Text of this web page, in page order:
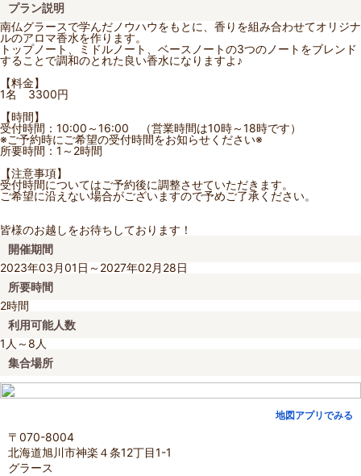
プラン説明
南仏グラースで学んだノウハウをもとに、香りを組み合わせてオリジナ
ルのアロマ香水を作ります。
トップノート、ミドルノート、ベースノートの3つのノートをブレンド
することで調和のとれた良い香水になりますよ♪
【料金】
1名 3300円
【時間】
受付時間：10:00～16:00 （営業時間は10時～18時です）
※ご予約時にご希望の受付時間をお知らせください※
所要時間：1～2時間
【注意事項】
受付時間についてはご予約後に調整させていただきます。
ご希望に沿えない場合がございますので予めご了承ください。
皆様のお越しをお待ちしております！
開催期間
2023年03月01日～2027年02月28日
所要時間
2時間
利用可能人数
1人～8人
集合場所
地図アプリでみる
〒070-8004
北海道旭川市神楽４条12丁目1-1
グラース